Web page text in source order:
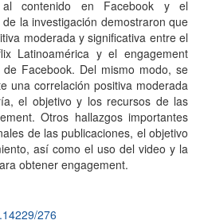
contenido en Facebook y el
la investigación demostraron que
moderada y significativa entre el
Latinoamérica y el engagement
Facebook. Del mismo modo, se
una correlación positiva moderada
el objetivo y los recursos de las
Otros hallazgos importantes
de las publicaciones, el objetivo
así como el uso del video y la
obtener engagement.
276